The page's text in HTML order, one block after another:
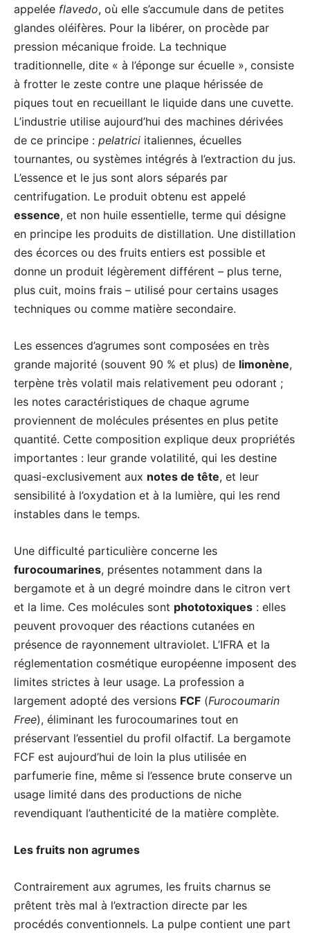
appelée flavedo, où elle s’accumule dans de petites
glandes oléifères. Pour la libérer, on procède par
pression mécanique froide. La technique
traditionnelle, dite « à l’éponge sur écuelle », consiste
à frotter le zeste contre une plaque hérissée de
piques tout en recueillant le liquide dans une cuvette.
L’industrie utilise aujourd’hui des machines dérivées
de ce principe : pelatrici italiennes, écuelles
tournantes, ou systèmes intégrés à l’extraction du jus.
L’essence et le jus sont alors séparés par
centrifugation. Le produit obtenu est appelé
essence, et non huile essentielle, terme qui désigne
en principe les produits de distillation. Une distillation
des écorces ou des fruits entiers est possible et
donne un produit légèrement différent – plus terne,
plus cuit, moins frais – utilisé pour certains usages
techniques ou comme matière secondaire.
Les essences d’agrumes sont composées en très
grande majorité (souvent 90 % et plus) de limonène,
terpène très volatil mais relativement peu odorant ;
les notes caractéristiques de chaque agrume
proviennent de molécules présentes en plus petite
quantité. Cette composition explique deux propriétés
importantes : leur grande volatilité, qui les destine
quasi-exclusivement aux notes de tête, et leur
sensibilité à l’oxydation et à la lumière, qui les rend
instables dans le temps.
Une difficulté particulière concerne les
furocoumarines, présentes notamment dans la
bergamote et à un degré moindre dans le citron vert
et la lime. Ces molécules sont phototoxiques : elles
peuvent provoquer des réactions cutanées en
présence de rayonnement ultraviolet. L’IFRA et la
réglementation cosmétique européenne imposent des
limites strictes à leur usage. La profession a
largement adopté des versions FCF (Furocoumarin
Free), éliminant les furocoumarines tout en
préservant l’essentiel du profil olfactif. La bergamote
FCF est aujourd’hui de loin la plus utilisée en
parfumerie fine, même si l’essence brute conserve un
usage limité dans des productions de niche
revendiquant l’authenticité de la matière complète.
Les fruits non agrumes
Contrairement aux agrumes, les fruits charnus se
prêtent très mal à l’extraction directe par les
procédés conventionnels. La pulpe contient une part